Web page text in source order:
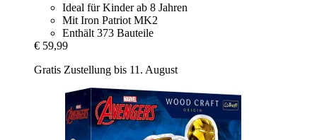
Ideal für Kinder ab 8 Jahren
Mit Iron Patriot MK2
Enthält 373 Bauteile
€ 59,99
Gratis Zustellung bis 11. August